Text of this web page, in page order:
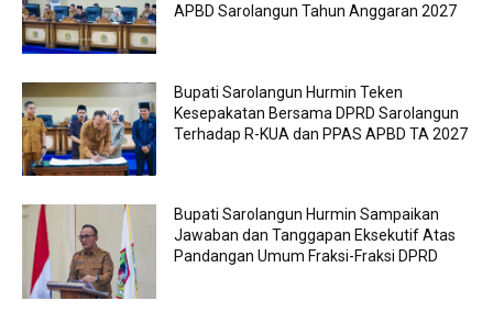
APBD Sarolangun Tahun Anggaran 2027
Bupati Sarolangun Hurmin Teken
Kesepakatan Bersama DPRD Sarolangun
Terhadap R-KUA dan PPAS APBD TA 2027
Bupati Sarolangun Hurmin Sampaikan
Jawaban dan Tanggapan Eksekutif Atas
Pandangan Umum Fraksi-Fraksi DPRD